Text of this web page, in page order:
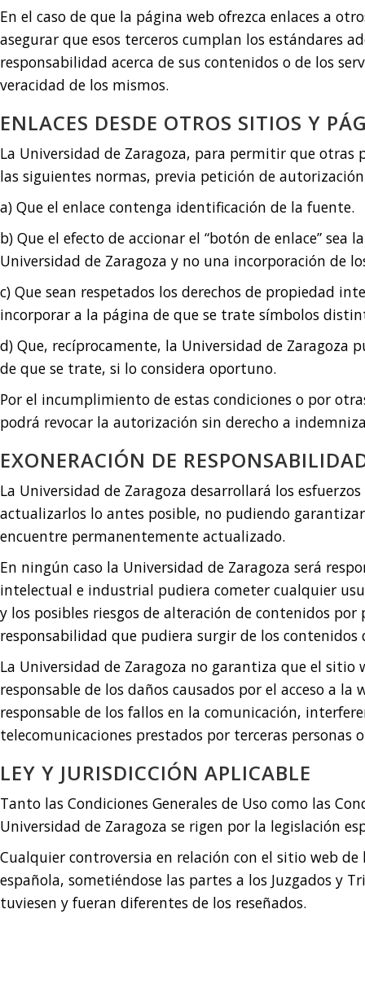
En el caso de que la página web ofrezca enlaces a
asegurar que esos terceros cumplan los estándares
responsabilidad acerca de sus contenidos o de los
veracidad de los mismos.
ENLACES DESDE OTROS SITIOS Y
La Universidad de Zaragoza, para permitir que
las siguientes normas, previa petición de
a) Que el enlace contenga identificación de la fuente.
b) Que el efecto de accionar el “botón de enlace”
Universidad de Zaragoza y no una incorporación de
c) Que sean respetados los derechos de propiedad
incorporar a la página de que se trate símbolos
d) Que, recíprocamente, la Universidad de Zaragoza
de que se trate, si lo considera oportuno.
Por el incumplimiento de estas condiciones o por
podrá revocar la autorización sin derecho a
EXONERACIÓN DE
La Universidad de Zaragoza desarrollará los
actualizarlos lo antes posible, no pudiendo
encuentre permanentemente actualizado.
En ningún caso la Universidad de Zaragoza será
intelectual e industrial pudiera cometer cualquier
y los posibles riesgos de alteración de contenidos
responsabilidad que pudiera surgir de los
La Universidad de Zaragoza no garantiza que el sitio
responsable de los daños causados por el acceso a
responsable de los fallos en la comunicación,
telecomunicaciones prestados por terceras personas
LEY Y JURISDICCIÓN APLICABLE
Tanto las Condiciones Generales de Uso como las
Universidad de Zaragoza se rigen por la legislación
Cualquier controversia en relación con el sitio web
española, sometiéndose las partes a los Juzgados y
tuviesen y fueran diferentes de los reseñados.